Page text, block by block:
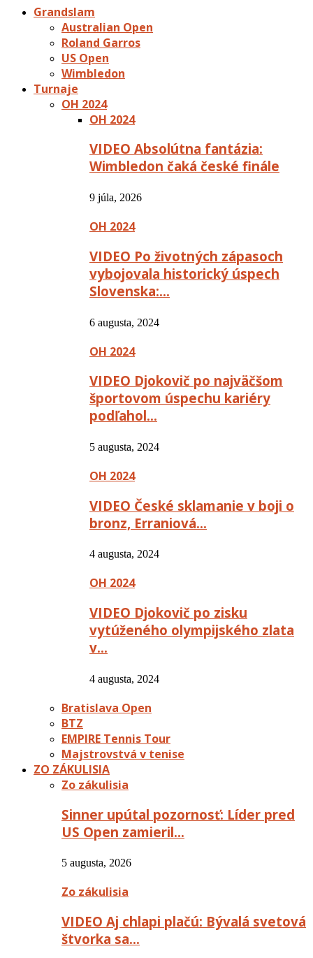
Grandslam
Australian Open
Roland Garros
US Open
Wimbledon
Turnaje
OH 2024
OH 2024
VIDEO Absolútna fantázia:
Wimbledon čaká české finále
9 júla, 2026
OH 2024
VIDEO Po životných zápasoch
vybojovala historický úspech
Slovenska:…
6 augusta, 2024
OH 2024
VIDEO Djokovič po najväčšom
športovom úspechu kariéry
podľahol…
5 augusta, 2024
OH 2024
VIDEO České sklamanie v boji o
bronz, Erraniová…
4 augusta, 2024
OH 2024
VIDEO Djokovič po zisku
vytúženého olympijského zlata
v…
4 augusta, 2024
Bratislava Open
BTZ
EMPIRE Tennis Tour
Majstrovstvá v tenise
ZO ZÁKULISIA
Zo zákulisia
Sinner upútal pozornosť: Líder pred
US Open zamieril…
5 augusta, 2026
Zo zákulisia
VIDEO Aj chlapi plačú: Bývalá svetová
štvorka sa…